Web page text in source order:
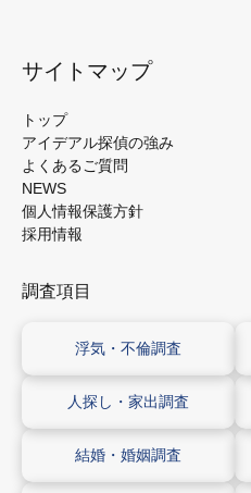
サイトマップ
トップ
アイデアル探偵の強み
よくあるご質問
NEWS
個人情報保護方針
採用情報
調査項目
浮気・不倫調査
人探し・ 家出調査
結婚・ 婚姻調査